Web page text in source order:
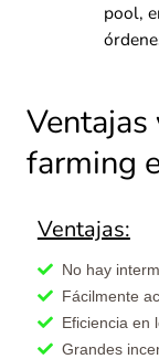
pool,
farming
Ventajas:
No hay
Fácilmente
Eficiencia en
Grandes